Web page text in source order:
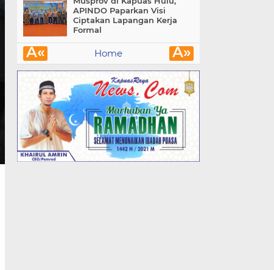
APINDO Paparkan Visi
Ciptakan Lapangan Kerja
Formal
Â« Â»
Home